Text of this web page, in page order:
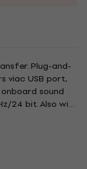
Plug-and-
viac USB port,
sound
24 bit. Also with
source via
be turned...